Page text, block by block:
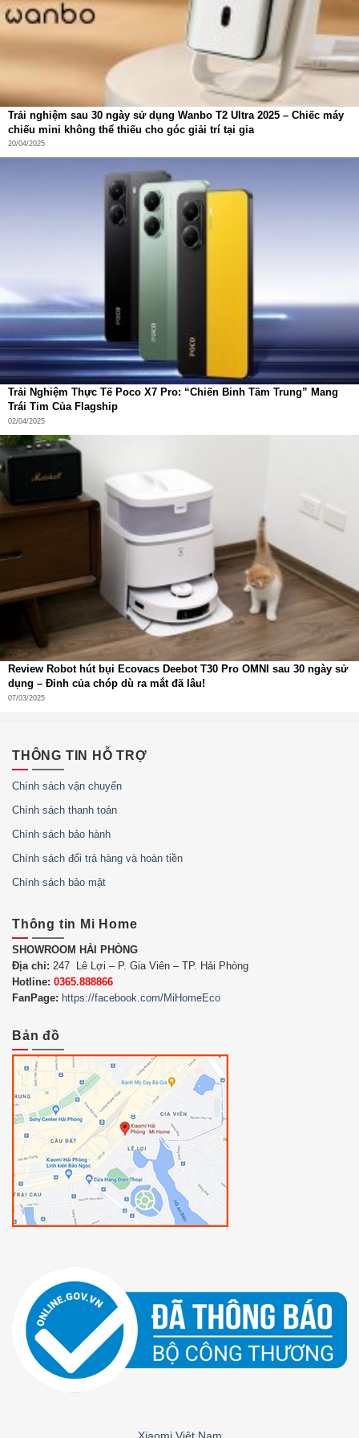
Hệ thống lau sàn OZMO Turbo 2.0
sử dụng hai đĩa lau
xoay kép áp lực cao.
Quy trình làm sạch gồm 5 bước:
Làm ẩm bề mặt
Phá vỡ cấu trúc vết bẩn
Lau xoay áp lực
Hút nước bẩn
Hoàn thiện bề mặt
Công nghệ này có thể xử lý hiệu quả:
Dấu chân
Vết bẩn khô lâu ngày
AI nhận diện vết bẩn – Lau lại thông
minh
Robot được trang bị camera AI có khả năng phát hiện khu
vực bẩn.
Khi phát hiện vết bẩn, robot sẽ:
Tăng lượng nước
Lau theo đường chéo kép
Lau lại nhiều lần
Nhờ đó các vết bẩn cứng đầu được xử lý triệt để.
Trải nghiệm sau 30 ngày sử dụng Wanbo T2 Ultra 2025 – Chiếc máy
chiếu mini không thể thiếu cho góc giải trí tại gia
20/04/2025
Trải Nghiệm Thực Tế Poco X7 Pro: “Chiến Binh Tầm Trung” Mang
Trái Tim Của Flagship
02/04/2025
Review Robot hút bụi Ecovacs Deebot T30 Pro OMNI sau 30 ngày sử
dụng – Đỉnh của chóp dù ra mắt đã lâu!
07/03/2025
THÔNG TIN HỖ TRỢ
Chính sách vận chuyển
Chính sách thanh toán
Chính sách bảo hành
Chính sách đổi trả hàng và hoàn tiền
Chính sách bảo mật
Thông tin Mi Home
SHOWROOM HẢI PHÒNG
Địa chỉ: 247 Lê Lợi – P. Gia Viên – TP. Hải Phòng
Hotline: 0365.888866
FanPage: https://facebook.com/MiHomeEco
Bản đồ